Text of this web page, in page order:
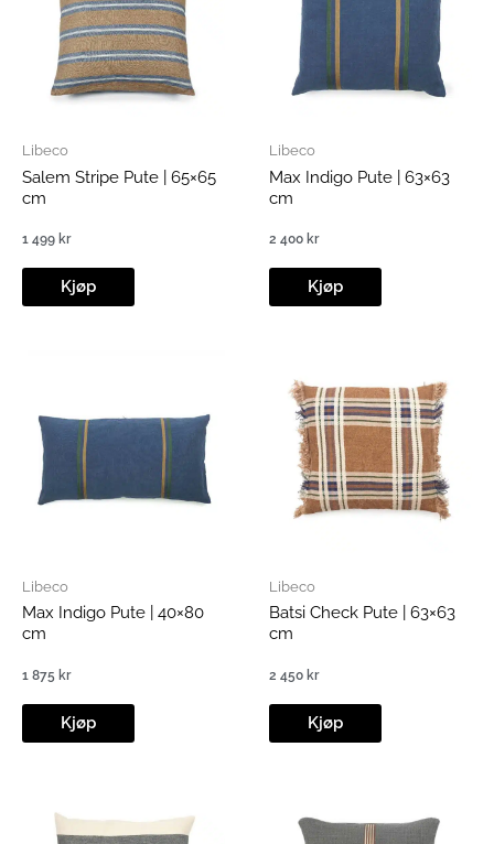
Libeco
Salem Stripe Pute | 65×65
cm
1 499 kr
Kjøp
Libeco
Max Indigo Pute | 63×63
cm
2 400 kr
Kjøp
Libeco
Max Indigo Pute | 40×80
cm
1 875 kr
Kjøp
Libeco
Batsi Check Pute | 63×63
cm
2 450 kr
Kjøp